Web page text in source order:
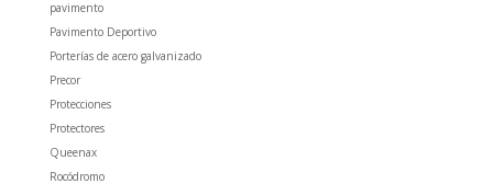
pavimento
Pavimento Deportivo
Porterías de acero galvanizado
Precor
Protecciones
Protectores
Queenax
Rocódromo